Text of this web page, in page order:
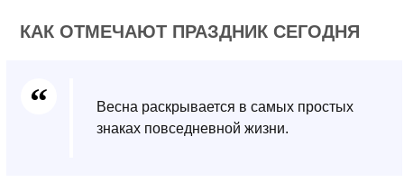
КАК ОТМЕЧАЮТ ПРАЗДНИК СЕГОДНЯ
Весна раскрывается в самых простых
знаках повседневной жизни.